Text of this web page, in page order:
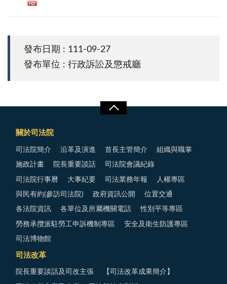
發布日期 : 111-09-27
發布單位 : 行政訴訟及懲戒廳
關於司法院
司法院簡介 沿革及演進 首長主管簡介 組織與職掌
施政計畫 院長重要談話 司法院會議紀錄
司法院行事曆 大事紀要 司法業務年報 人權專區
與民有約(參訪司法院) 政府資訊公開 位置交通
各法院資訊 各單位及所屬機關電話 性別平等專區
勞務承攬派駐勞工申訴機制專區 安全及衛生防護專區
司法博物館
司法改革
院長重要談話及司改主張 【司法改革成果簡介】